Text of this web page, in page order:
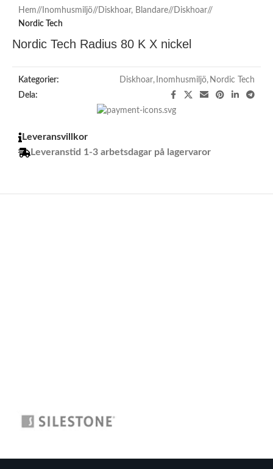
Hem/ Inomhusmiljö/ Diskhoar, Blandare/ Diskhoar/
Nordic Tech
Nordic Tech Radius 80 K X nickel
Kategorier: Diskhoar, Inomhusmiljö, Nordic Tech
Dela:
Leveransvillkor
Leveranstid 1-3 arbetsdagar på lagervaror